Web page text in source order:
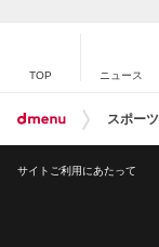
TOP ニュース
スポーツ
サイトご利用にあたって